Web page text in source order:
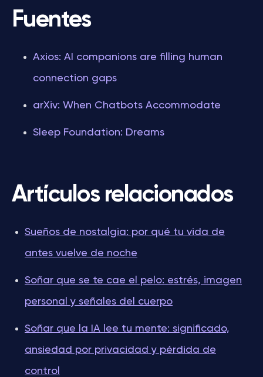
Fuentes
Axios: AI companions are filling human
connection gaps
arXiv: When Chatbots Accommodate
Sleep Foundation: Dreams
Artículos relacionados
Sueños de nostalgia: por qué tu vida de
antes vuelve de noche
Soñar que se te cae el pelo: estrés, imagen
personal y señales del cuerpo
Soñar que la IA lee tu mente: significado,
ansiedad por privacidad y pérdida de
control